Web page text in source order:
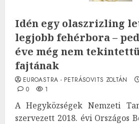
Idén egy olaszrizling
legjobb fehérbora –
éve még nem
fajtának
EUROASTRA - PETRÁSOVITS ZOLTÁN
0
1
A Hegyközségek Nemzeti
szervezett 2018. évi Országos